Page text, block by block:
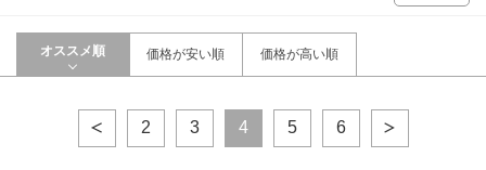
オススメ順 価格が安い順 価格が高い順
2 3 4 5 6